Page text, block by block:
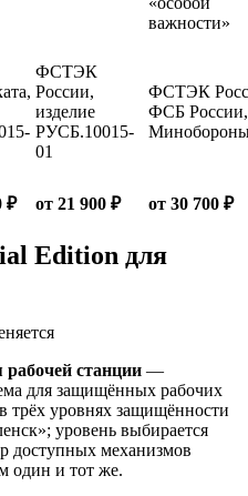
важности»
ФСТЭК
России,
изделие
РУСБ.10015-
01
ФСТЭК
ФСБ России,
₽
от 21 900 ₽ от 30 700 ₽
Edition для
станции —
для защищённых рабочих
трёх уровнях защищённости
уровень выбирается
доступных механизмов
один и тот же.